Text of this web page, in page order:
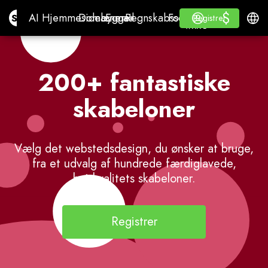
Site.proAI Hjemmesidebygger
AI Hjemmesidebygger
Domæner
Domæner
E-mail
E-mailRegnskabssoftware
Regnskabssoftware
For ResellersWhite
For Resellers
WHITE LABEL
Lære
Lære
Registrer
Registrer
Log ind $
$ Dansk
200+ fantastiske
skabeloner
Vælg det webstedsdesign, du ønsker at bruge,
fra et udvalg af hundrede færdiglavede,
højtkvalitets skabeloner.
Registrer